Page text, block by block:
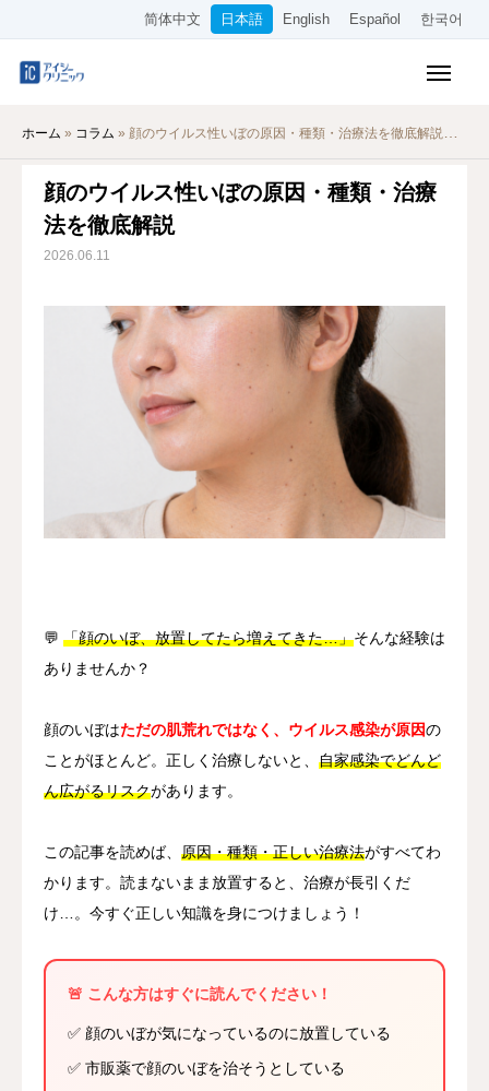
简体中文 日本語 English Español 한국어
ホーム » コラム » 顔のウイルス性いぼの原因・種類・治療法を徹底解説
顔のウイルス性いぼの原因・種類・治療
法を徹底解説
2026.06.11
💬 「顔のいぼ、放置してたら増えてきた…」そんな経験は
ありませんか？
顔のいぼはただの肌荒れではなく、ウイルス感染が原因の
ことがほとんど。正しく治療しないと、 自家感染でどんど
ん広がるリスクがあります。
この記事を読めば、 原因・種類・正しい治療法がすべてわ
かります。読まないまま放置すると、治療が長引くだ
け…。今すぐ正しい知識を身につけましょう！
🚨 こんな方はすぐに読んでください！
✅ 顔のいぼが気になっているのに放置している
✅ 市販薬で顔のいぼを治そうとしている
料金表
オンライン診療
当院について
简体中文 日本語 English Español 한국어